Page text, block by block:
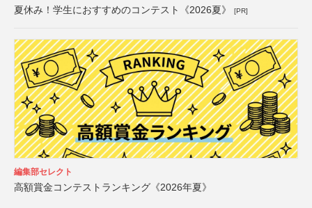
夏休み！学生におすすめのコンテスト《2026夏》 [PR]
編集部セレクト
高額賞金コンテストランキング《2026年夏》